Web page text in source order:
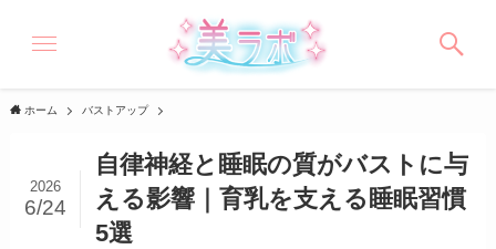
ホーム バストアップ
自律神経と睡眠の質がバストに与
える影響｜育乳を支える睡眠習慣
5選
2026
6/24